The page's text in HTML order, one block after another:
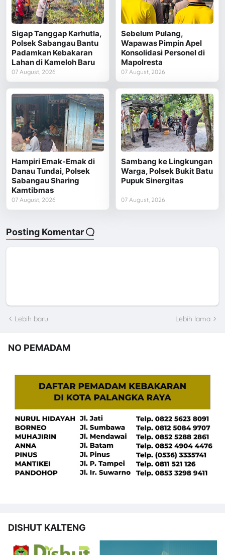
Sigap Tanggap Karhutla,
Polsek Sabangau Bantu
Padamkan Kebakaran
Lahan di Kameloh Baru
07 August, 2026
Sebelum Pulang,
Wapawas Pimpin Apel
Konsolidasi Personel di
Mapolresta
07 August, 2026
Hampiri Emak-Emak di
Danau Tundai, Polsek
Sabangau Sharing
Kamtibmas
07 August, 2026
Sambang ke Lingkungan
Warga, Polsek Bukit Batu
Pupuk Sinergitas
07 August, 2026
Posting Komentar
Lebih baru Lebih lama
NO PEMADAM
DISHUT KALTENG